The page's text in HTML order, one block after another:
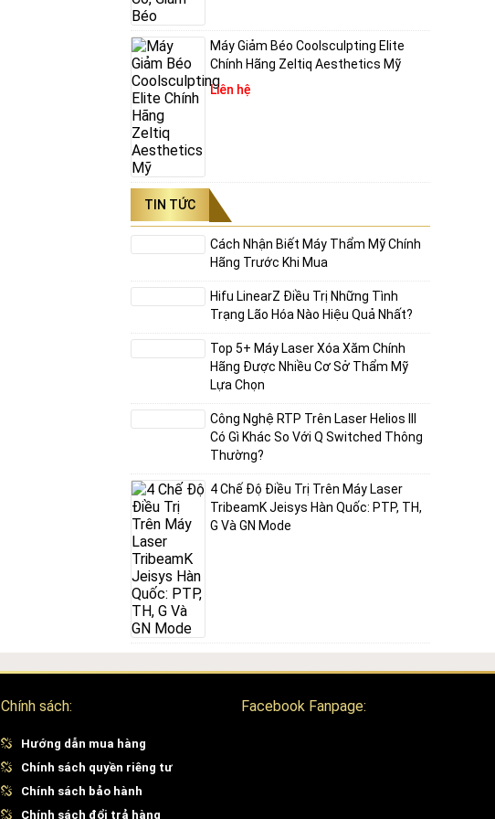
Máy Giảm Béo Coolsculpting Elite
Chính Hãng Zeltiq Aesthetics Mỹ
Liên hệ
TIN TỨC
Cách Nhận Biết Máy Thẩm Mỹ Chính
Hãng Trước Khi Mua
Hifu LinearZ Điều Trị Những Tình
Trạng Lão Hóa Nào Hiệu Quả Nhất?
Top 5+ Máy Laser Xóa Xăm Chính
Hãng Được Nhiều Cơ Sở Thẩm Mỹ
Lựa Chọn
Công Nghệ RTP Trên Laser Helios III
Có Gì Khác So Với Q Switched Thông
Thường?
4 Chế Độ Điều Trị Trên Máy Laser
TribeamK Jeisys Hàn Quốc: PTP, TH,
G Và GN Mode
Chính sách:
Hướng dẫn mua hàng
Chính sách quyền riêng tư
Chính sách bảo hành
Chính sách đổi trả hàng
Facebook Fanpage: